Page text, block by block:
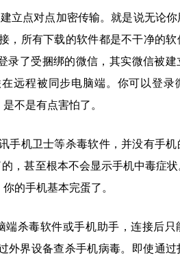
立点对点加密传输。就是说无论
，所有下载的软件都是不干净的软
录了受捆绑的微信，其实微信被建
远程被同步电脑端。你可以登录
不是有点害怕了。
手机卫士等杀毒软件，并没有手机
，甚至根本不会显示手机中毒症
的手机基本完蛋了。
杀毒软件或手机助手，连接后只
外界设备查杀手机病毒。即使通过